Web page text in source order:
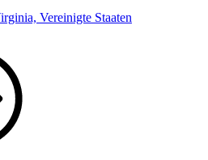
Vereinigte Staaten